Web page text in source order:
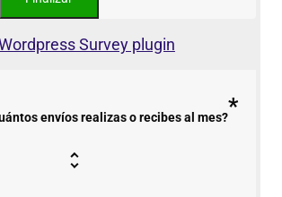
Survey plugin
envíos realizas o recibes al mes?*